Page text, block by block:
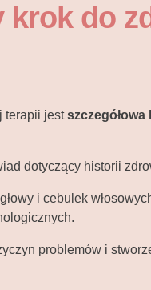
krok do
terapii jest
dotyczący historii
i cebulek
problemów i